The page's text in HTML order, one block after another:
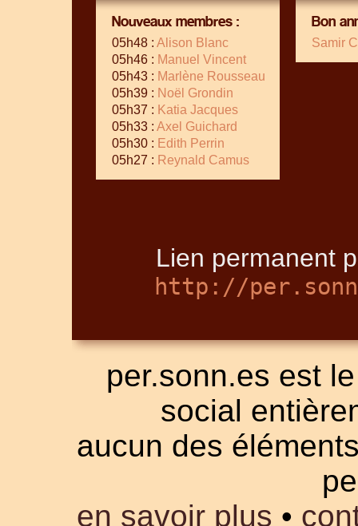
Nouveaux membres :
05h48 : Alison Blanc
05h46 : Manuel Vincent
05h43 : Marlène Rousseau
05h39 : Noël Grondin
05h37 : Katia Jacques
05h33 : Axel Guichard
05h30 : Edith Perrin
05h27 : Reynald Camus
Bon
Samir
Lien permanent
http://
per.sonn.es est
social
aucun des
en savoir plus •